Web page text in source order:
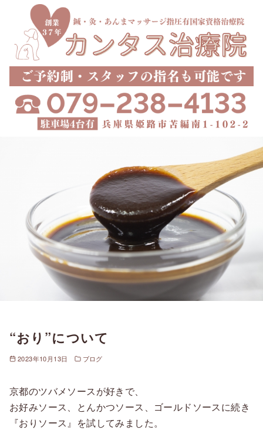
“おり”について
2023年10月13日 ブログ
京都のツバメソースが好きで、
お好みソース、とんかつソース、ゴールドソースに続き
『おりソース』を試してみました。